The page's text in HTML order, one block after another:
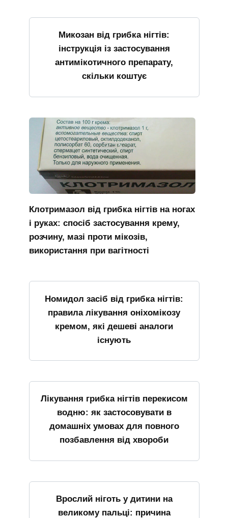
Микозан від грибка нігтів:
інструкція із застосування
антимікотичного препарату,
скільки коштує
Клотримазол від грибка нігтів на ногах
і руках: спосіб застосування крему,
розчину, мазі проти мікозів,
використання при вагітності
Номидол засіб від грибка нігтів:
правила лікування оніхомікозу
кремом, які дешеві аналоги
існують
Лікування грибка нігтів перекисом
водню: як застосовувати в
домашніх умовах для повного
позбавлення від хвороби
Врослий ніготь у дитини на
великому пальці: причина